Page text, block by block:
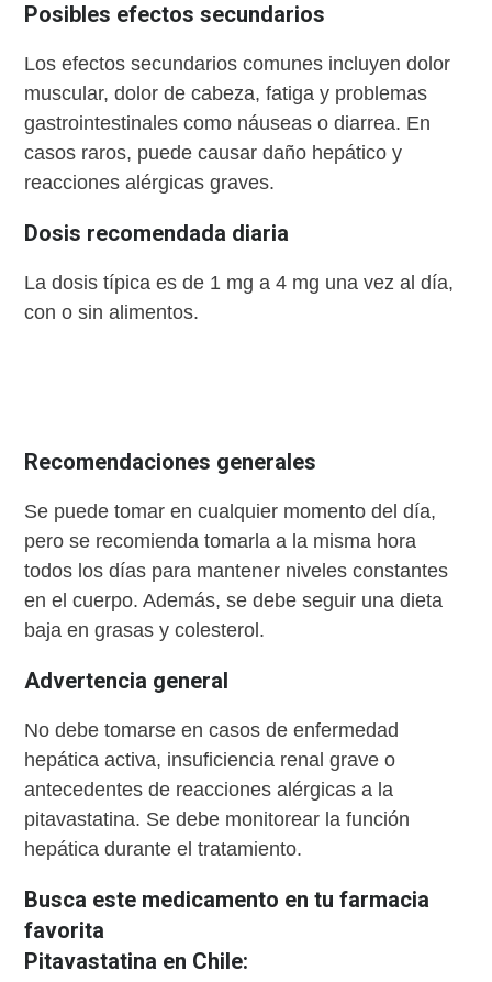
Posibles efectos secundarios
Los efectos secundarios comunes incluyen dolor
muscular, dolor de cabeza, fatiga y problemas
gastrointestinales como náuseas o diarrea. En
casos raros, puede causar daño hepático y
reacciones alérgicas graves.
Dosis recomendada diaria
La dosis típica es de 1 mg a 4 mg una vez al día,
con o sin alimentos.
Recomendaciones generales
Se puede tomar en cualquier momento del día,
pero se recomienda tomarla a la misma hora
todos los días para mantener niveles constantes
en el cuerpo. Además, se debe seguir una dieta
baja en grasas y colesterol.
Advertencia general
No debe tomarse en casos de enfermedad
hepática activa, insuficiencia renal grave o
antecedentes de reacciones alérgicas a la
pitavastatina. Se debe monitorear la función
hepática durante el tratamiento.
Busca este medicamento en tu farmacia
favorita
Pitavastatina en Chile: